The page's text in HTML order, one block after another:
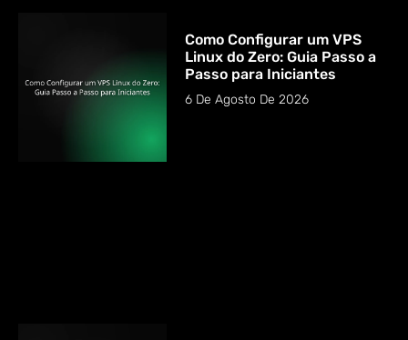
Como Configurar um VPS
Linux do Zero: Guia Passo a
Passo para Iniciantes
6 De Agosto De 2026